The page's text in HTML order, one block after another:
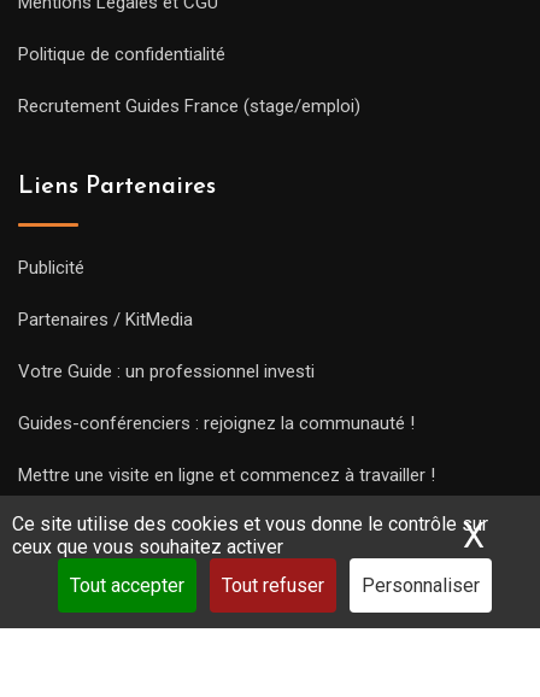
Ce site utilise des cookies et vous donne le contrôle sur
ceux que vous souhaitez activer
Tout accepter
Tout refuser Personnaliser
X
Politique de confidentialité
Recrutement Guides France (stage/emploi)
Liens Partenaires
Publicité
Partenaires / KitMedia
Votre Guide : un professionnel investi
Guides-conférenciers : rejoignez la communauté !
Mettre une visite en ligne et commencez à travailler !